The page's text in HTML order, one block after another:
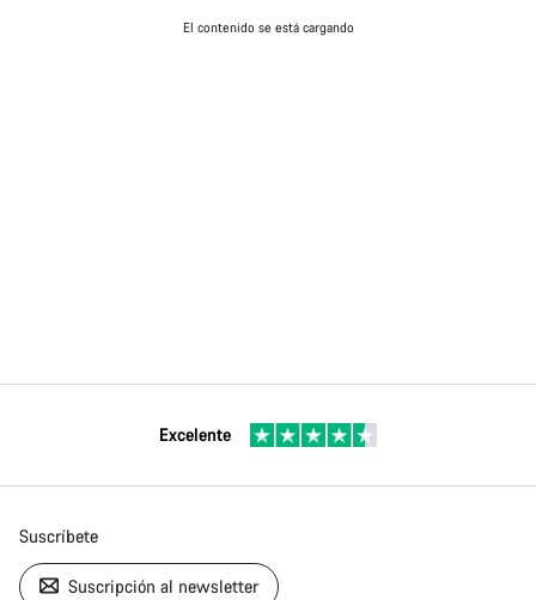
El contenido se está cargando
Excelente
Suscríbete
Suscripción al newsletter